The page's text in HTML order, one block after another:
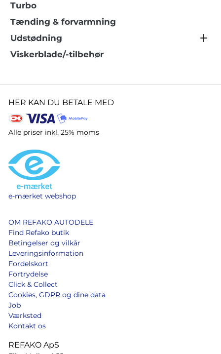
Turbo
Tænding & forvarmning
Udstødning
Viskerblade/-tilbehør
HER KAN DU BETALE MED
Alle priser inkl. 25% moms
e-mærket webshop
OM REFAKO AUTODELE
Find Refako butik
Betingelser og vilkår
Leveringsinformation
Fordelskort
Fortrydelse
Click & Collect
Cookies, GDPR og dine data
Job
Værksted
Kontakt os
REFAKO ApS